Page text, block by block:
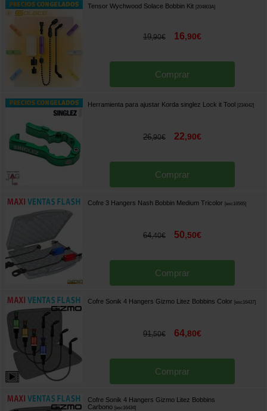
Tensor Wychwood Solace Bobbin Kit 204803A]
19,90€ 16,90€
Comprar
Herramienta para ajustar Korda singlez Lock it Tool 234042]
26,90€ 22,90€
Comprar
Cofre 3 Hangers Nash Bobbin Medium Tricolor [esc16565]
64,40€ 50,50€
Comprar
Cofre Sonik 4 Hangers Gizmo Litez Bobbins Color [esc16437]
91,50€ 64,80€
Comprar
Cofre Sonik 4 Hangers Gizmo Litez Bobbins
Carbono [esc16434]